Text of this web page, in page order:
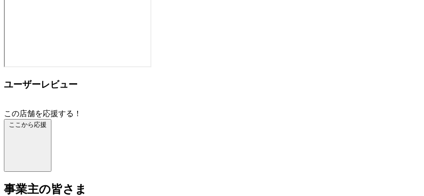
ユーザーレビュー
この店舗を応援する！
ここから応援
事業主の皆さま